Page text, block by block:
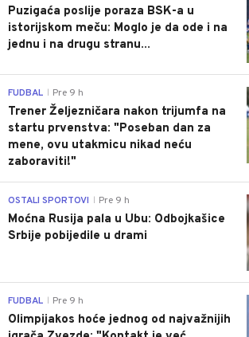
Puzigaća poslije poraza BSK-a u
istorijskom meču: Moglo je da ode i na
jednu i na drugu stranu...
FUDBAL Pre 9 h
Trener Željezničara nakon trijumfa na
startu prvenstva: "Poseban dan za
mene, ovu utakmicu nikad neću
zaboraviti!"
OSTALI SPORTOVI Pre 9 h
Moćna Rusija pala u Ubu: Odbojkašice
Srbije pobijedile u drami
FUDBAL Pre 9 h
Olimpijakos hoće jednog od najvažnijih